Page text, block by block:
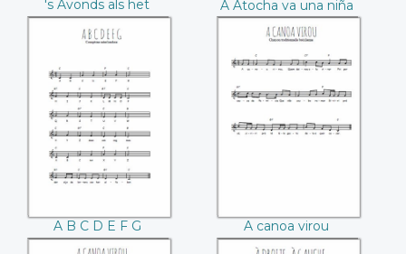
's Avonds als het
kampvuur
A Atocha va una niña
A B C D E F G
A B C D E F G
A canoa virou
A canoa virou